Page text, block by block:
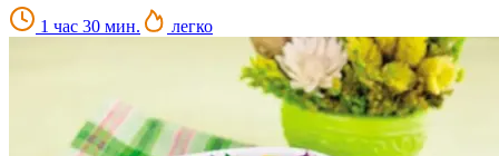
1 час 30 мин. легко